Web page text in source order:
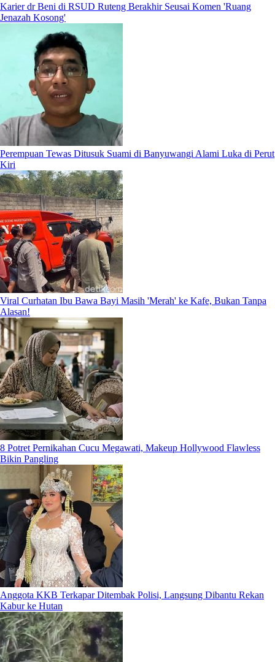
Karier dr Beni di RSUD Ruteng Berakhir Seusai Komen 'Ruang
Jenazah Kosong'
Perempuan Tewas Ditusuk Suami di Banyuwangi Alami Luka di Perut
Kiri
Viral Curhatan Ibu Bawa Bayi Masih 'Merah' ke Kafe, Bukan Tanpa
Alasan!
8 Potret Pernikahan Cucu Megawati, Makeup Hollywood Flawless
Bikin Pangling
Anggota KKB Terkapar Ditembak Polisi, Langsung Dibantu Rekan
Kabur ke Hutan